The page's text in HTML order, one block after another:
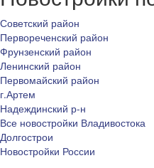
Советский район
Первореченский район
Фрунзенский район
Ленинский район
Первомайский район
г.Артем
Надеждинский р-н
Все новостройки Владивостока
Долгострои
Новостройки России